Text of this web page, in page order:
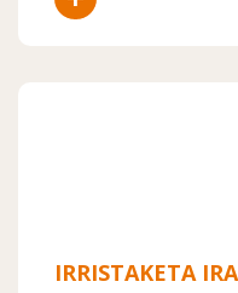
IRRISTAKETA